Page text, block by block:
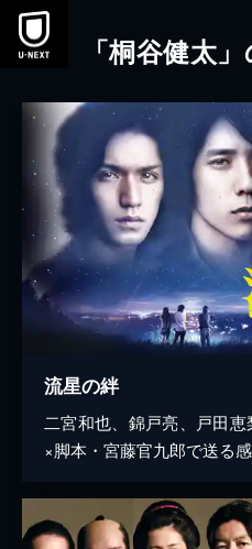
本文へスキップ
「桐谷健太
流星の絆
二宮和也、錦戸亮、戸田
×脚本・宮藤官九郎で送る